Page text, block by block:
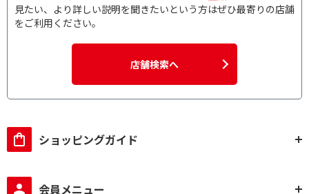
見たい、より詳しい説明を聞きたいという方はぜひ最寄りの店舗
をご利用ください。
店舗検索へ
ショッピングガイド
会員メニュー